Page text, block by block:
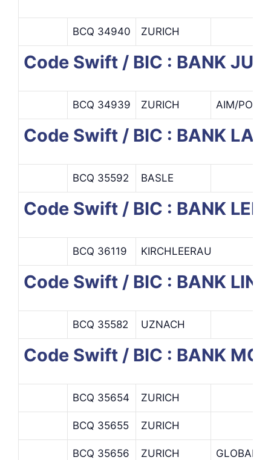
BCQ 34940 ZURICH
Code Swift / BIC : BANK
BCQ 34939 ZURICH AIM/POMS
Code Swift / BIC : BANK LA
BCQ 35592 BASLE
Code Swift / BIC : BANK
BCQ 36119 KIRCHLEERAU
Code Swift / BIC : BANK
BCQ 35582 UZNACH
Code Swift / BIC : BANK
BCQ 35654 ZURICH
BCQ 35655 ZURICH
BCQ 35656 ZURICH GLOBAL